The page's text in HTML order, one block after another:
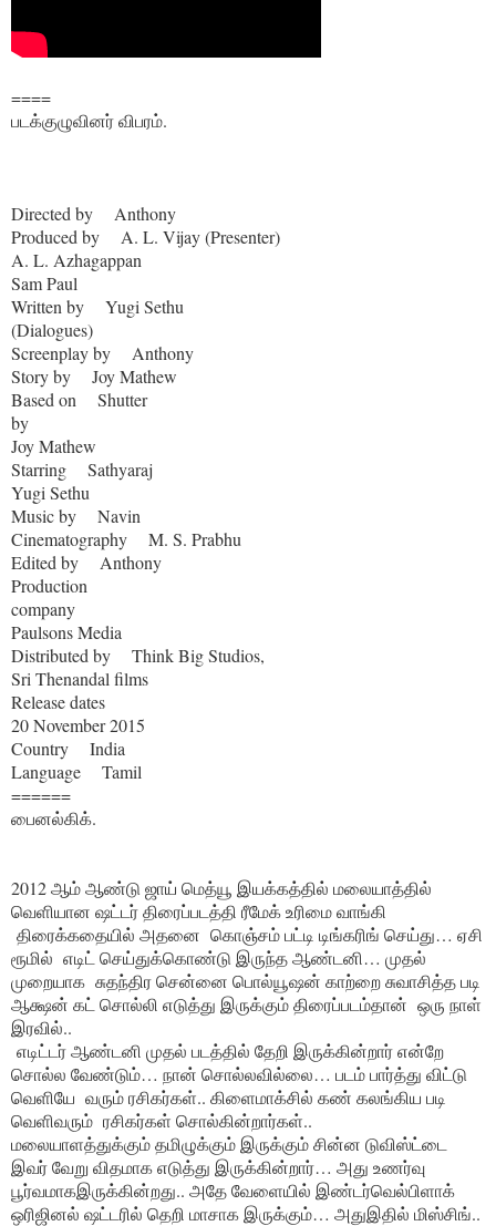
====
படக்குழுவினர் விபரம்.
Directed by Anthony
Produced by A. L. Vijay (Presenter)
A. L. Azhagappan
Sam Paul
Written by Yugi Sethu
(Dialogues)
Screenplay by Anthony
Story by Joy Mathew
Based on Shutter
by
Joy Mathew
Starring Sathyaraj
Yugi Sethu
Music by Navin
Cinematography M. S. Prabhu
Edited by Anthony
Production
company
Paulsons Media
Distributed by Think Big Studios,
Sri Thenandal films
Release dates
20 November 2015
Country India
Language Tamil
======
பைனல்கிக்.
2012 ஆம் ஆண்டு ஜாய் மெத்யூ இயக்கத்தில் மலையாத்தில்
வெளியான ஷட்டர் திரைப்படத்தி ரீமேக் உரிமை வாங்கி
திரைக்கதையில் அதனை கொஞ்சம் பட்டி டிங்கரிங் செய்து… ஏசி
ரூமில் எடிட் செய்துக்கொண்டு இருந்த ஆண்டனி… முதல்
முறையாக சுதந்திர சென்னை பொல்யூஷன் காற்றை சுவாசித்த படி
ஆக்ஷன் கட் சொல்லி எடுத்து இருக்கும் திரைப்படம்தான் ஒரு நாள்
இரவில்..
எடிட்டர் ஆண்டனி முதல் படத்தில் தேறி இருக்கின்றார் என்றே
சொல்ல வேண்டும்… நான் சொல்லவில்லை… படம் பார்த்து விட்டு
வெளியே வரும் ரசிகர்கள்.. கிளைமாக்சில் கண் கலங்கிய படி
வெளிவரும் ரசிகர்கள் சொல்கின்றார்கள்..
மலையாளத்துக்கும் தமிழுக்கும் இருக்கும் சின்ன டுவிஸ்ட்டை
இவர் வேறு விதமாக எடுத்து இருக்கின்றார்… அது உணர்வு
பூர்வமாகஇருக்கின்றது.. அதே வேளையில் இண்டர்வெல்பிளாக்
ஒரிஜினல் ஷட்டரில் தெறி மாசாக இருக்கும்… அதுஇதில் மிஸ்சிங்..